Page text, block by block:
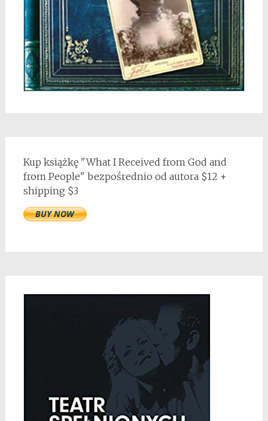
Kup książkę "What I Received from God and
from People" bezpośrednio od autora $12 +
shipping $3